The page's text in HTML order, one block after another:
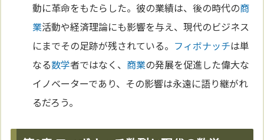
動に革命をもたらした。彼の業績は、後の時代の商
業活動や経済理論にも影響を与え、現代のビジネス
にまでその足跡が残されている。 フィボナッチは単
なる数学者ではなく、 商業の発展を促進した偉大な
イノベーターであり、その影響は永遠に語り継がれ
るだろう。